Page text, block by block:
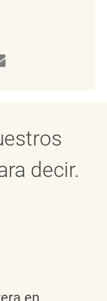
de
a través
decir.
en